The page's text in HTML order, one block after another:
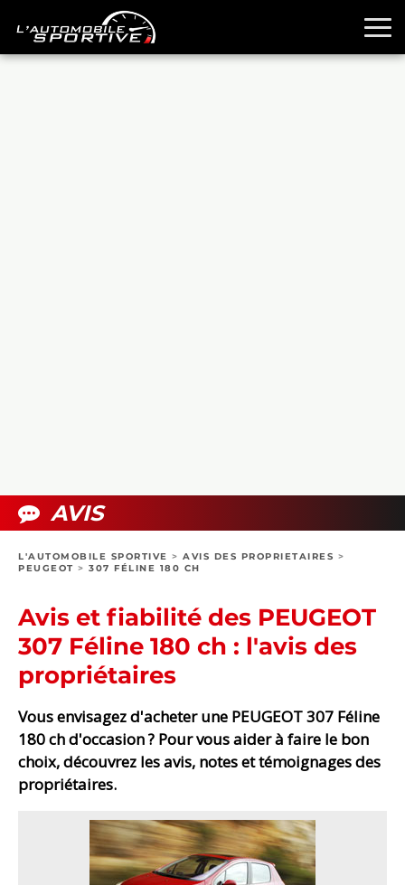
BOUTIQUE
AVIS
L'AUTOMOBILE SPORTIVE > AVIS DES PROPRIETAIRES >
PEUGEOT > 307 FÉLINE 180 CH
Avis et fiabilité des PEUGEOT
307 Féline 180 ch : l'avis des
propriétaires
Vous envisagez d'acheter une PEUGEOT 307 Féline
180 ch d'occasion ? Pour vous aider à faire le bon
choix, découvrez les avis, notes et témoignages des
propriétaires.